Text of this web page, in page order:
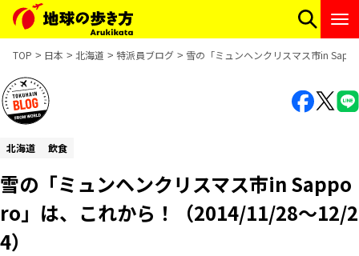
TOP 日本 北海道 特派員ブログ 雪の「ミュンヘンクリスマス市in
北海道 飲食
雪の「ミュンヘンクリスマス市in Sappo
ro」は、これから！（2014/11/28～12/2
4）